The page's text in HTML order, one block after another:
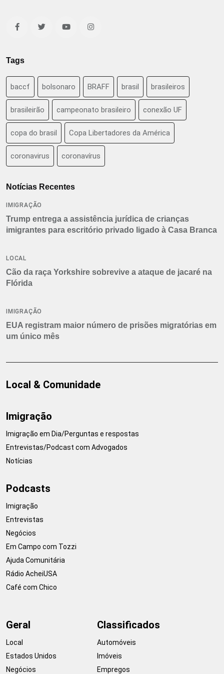
Tags
baccf bolsonaro BRAFF brasil brasileiros
brasileirão campeonato brasileiro conexão UF
copa do brasil Copa Libertadores da América
coronavirus coronavírus
Notícias Recentes
IMIGRAÇÃO
Trump entrega a assistência jurídica de crianças
imigrantes para escritório privado ligado à Casa Branca
LOCAL
Cão da raça Yorkshire sobrevive a ataque de jacaré na
Flórida
IMIGRAÇÃO
EUA registram maior número de prisões migratórias em
um único mês
Local & Comunidade
Imigração
Imigração em Dia/Perguntas e respostas
Entrevistas/Podcast com Advogados
Notícias
Podcasts
Imigração
Entrevistas
Negócios
Em Campo com Tozzi
Ajuda Comunitária
Rádio AcheiUSA
Café com Chico
Geral
Local
Estados Unidos
Negócios
Classificados
Automóveis
Imóveis
Empregos